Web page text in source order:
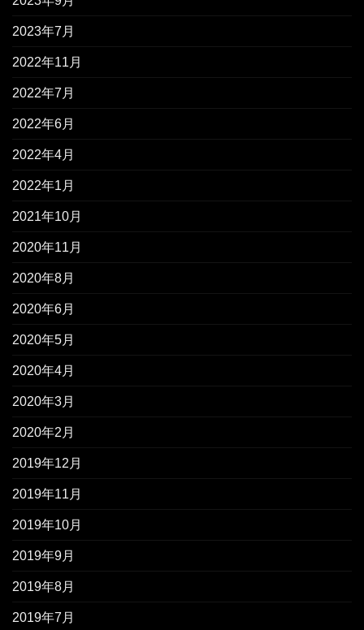
2023年7月
2022年11月
2022年7月
2022年6月
2022年4月
2022年1月
2021年10月
2020年11月
2020年8月
2020年6月
2020年5月
2020年4月
2020年3月
2020年2月
2019年12月
2019年11月
2019年10月
2019年9月
2019年8月
2019年7月